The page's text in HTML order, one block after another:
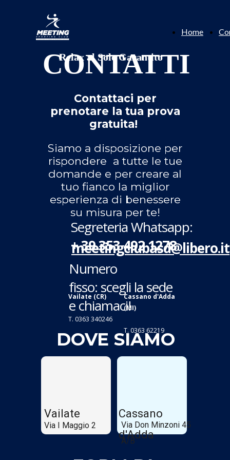
Relax al Sole Garantito
Home
CONTATTI
Contattaci per
prenotare la tua prova
gratuita!
Siamo a disposizione per
rispondere a tutte le tue
domande e per creare al
tuo fianco la miglior
esperienza di benessere
su misura per te!
Segreteria Whatsapp:
+ 39 353 492 1278
meetingclubasd@libero.it
Numero
fisso: scegli la sede
e chiamaci!
Vailate (CR)
T. 0363 340246
Cassano d'Adda
(MI)
T. 0363 62219
DOVE SIAMO
Cassano
d'Adda
Vailate
Via I Maggio 2
Via Don Minzoni 45
A/B